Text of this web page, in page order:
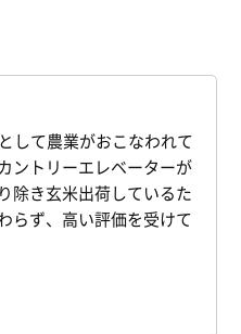
して農業がおこなわれて
ントリーエレベーターが
除き玄米出荷しているた
らず、高い評価を受けて